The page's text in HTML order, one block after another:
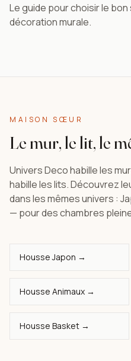
Le guide pour choisir le
décoration murale.
MAISON SŒUR
Le mur, le lit, le
Univers Deco habille les
habille les lits. Découvrez
dans les mêmes univers :
— pour des chambres
Housse Japon →
Housse Animaux →
Housse Basket →